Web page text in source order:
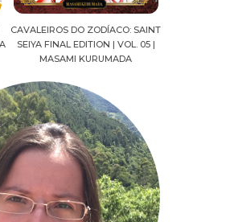
CROWN OF WAR AND SHADOW |
J.R.WARD #RESENHA